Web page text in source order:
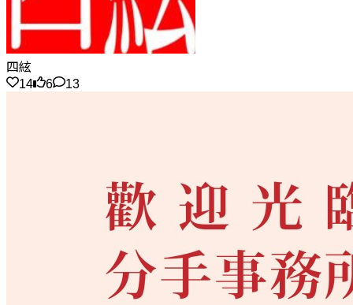
四絃
14
6 13